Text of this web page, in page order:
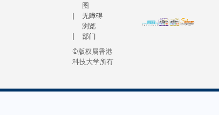
图
无障碍
浏览
部门
©版权属香港
科技大学所有